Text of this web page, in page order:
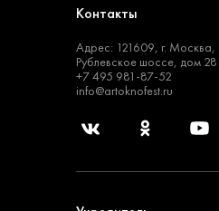
Контакты
Адрес: 121609, г. Москва,
Рублевское шоссе, дом 28
+7 495 981-87-52
info@artoknofest.ru